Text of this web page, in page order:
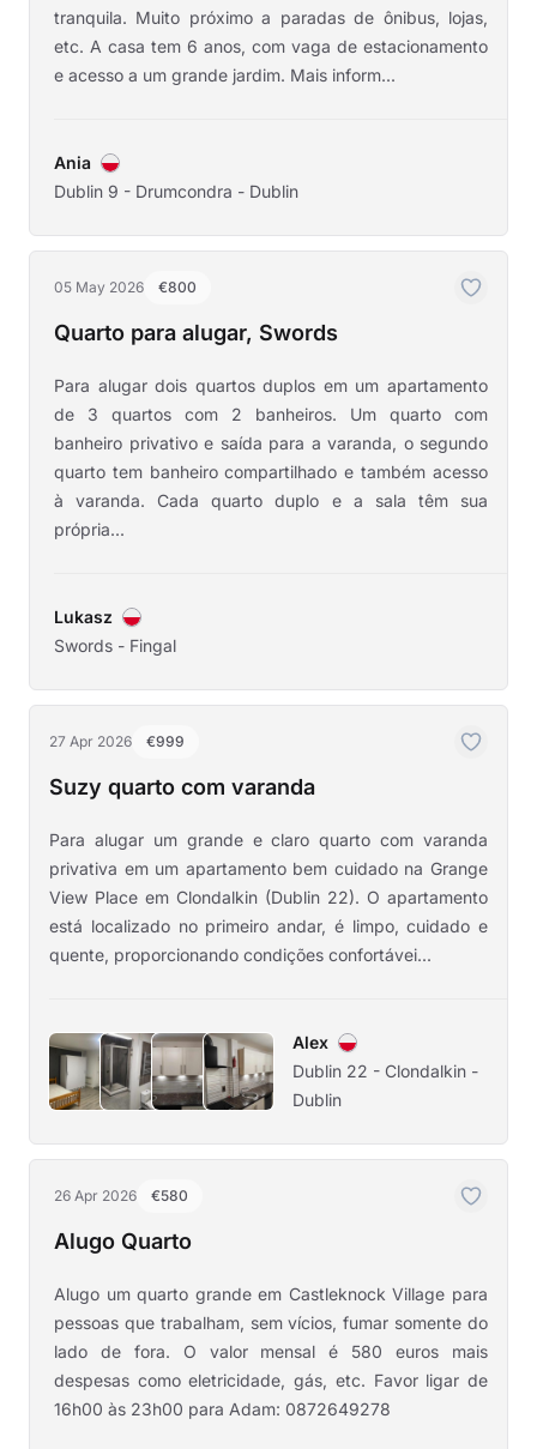
tranquila. Muito próximo a paradas de ônibus, lojas,
etc. A casa tem 6 anos, com vaga de estacionamento
e acesso a um grande jardim. Mais inform...
Ania
Dublin 9 - Drumcondra - Dublin
05 May 2026 €800
Quarto para alugar, Swords
Para alugar dois quartos duplos em um apartamento
de 3 quartos com 2 banheiros. Um quarto com
banheiro privativo e saída para a varanda, o segundo
quarto tem banheiro compartilhado e também acesso
à varanda. Cada quarto duplo e a sala têm sua
própria...
Lukasz
Swords - Fingal
27 Apr 2026 €999
Suzy quarto com varanda
Para alugar um grande e claro quarto com varanda
privativa em um apartamento bem cuidado na Grange
View Place em Clondalkin (Dublin 22). O apartamento
está localizado no primeiro andar, é limpo, cuidado e
quente, proporcionando condições confortávei...
Alex
Dublin 22 - Clondalkin -
Dublin
26 Apr 2026 €580
Alugo Quarto
Alugo um quarto grande em Castleknock Village para
pessoas que trabalham, sem vícios, fumar somente do
lado de fora. O valor mensal é 580 euros mais
despesas como eletricidade, gás, etc. Favor ligar de
16h00 às 23h00 para Adam: 0872649278